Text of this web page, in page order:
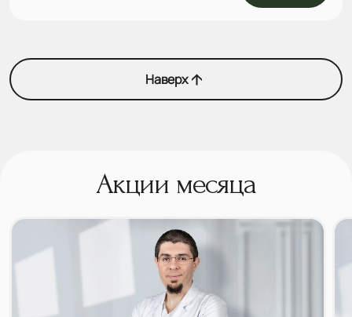
Наверх
Акции месяца